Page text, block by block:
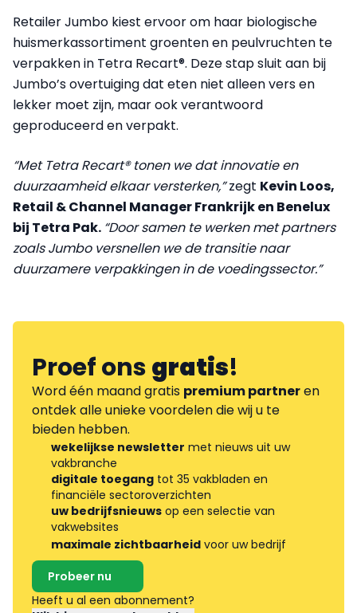
Retailer Jumbo kiest ervoor om haar biologische
huismerkassortiment groenten en peulvruchten te
verpakken in Tetra Recart®. Deze stap sluit aan bij
Jumbo’s overtuiging dat eten niet alleen vers en
lekker moet zijn, maar ook verantwoord
geproduceerd en verpakt.
“Met Tetra Recart® tonen we dat innovatie en
duurzaamheid elkaar versterken,”zegt Kevin Loos,
Retail & Channel Manager Frankrijk en Benelux
bij Tetra Pak. “Door samen te werken met partners
zoals Jumbo versnellen we de transitie naar
duurzamere verpakkingen in de voedingssector.”
Proef onsgratis!
Word één maand gratis premium partneren
ontdek alle unieke voordelen die wij u te
bieden hebben.
wekelijkse newsletter met nieuws uit uw
vakbranche
digitale toegang tot 35 vakbladen en
financiële sectoroverzichten
uw bedrijfsnieuws op een selectie van
vakwebsites
maximale zichtbaarheid voor uw bedrijf
Probeer nu
Heeft u al een abonnement?